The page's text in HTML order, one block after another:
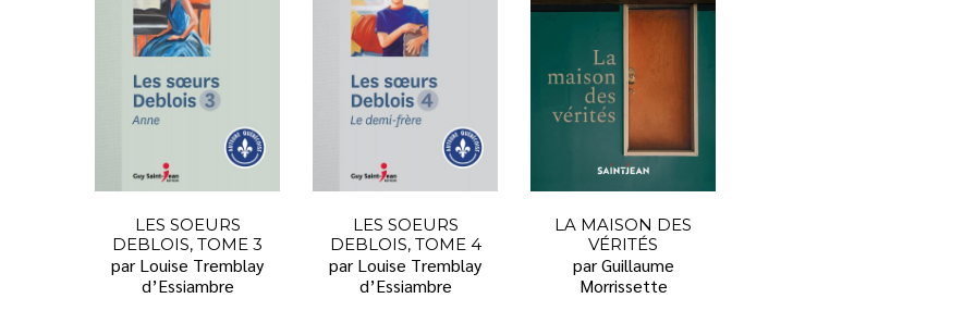
LES SOEURS
DEBLOIS, TOME 3
par Louise Tremblay
d’Essiambre
LES SOEURS
DEBLOIS, TOME 4
par Louise Tremblay
d’Essiambre
LA MAISON DES
VÉRITÉS
par Guillaume
Morrissette